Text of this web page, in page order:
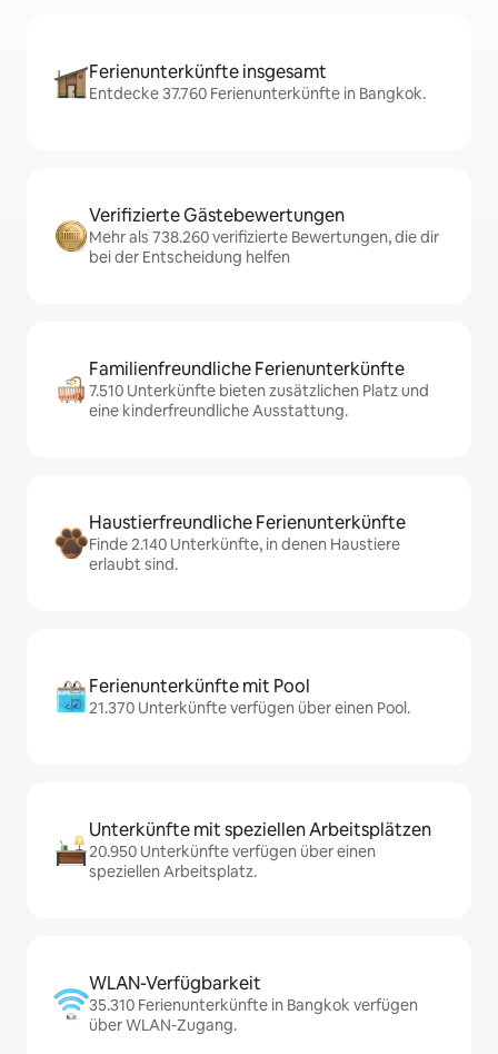
Ferienunterkünfte insgesamt
Entdecke 37.760 Ferienunterkünfte in Bangkok.
Verifizierte Gästebewertungen
Mehr als 738.260 verifizierte Bewertungen, die dir
bei der Entscheidung helfen
Familienfreundliche Ferienunterkünfte
7.510 Unterkünfte bieten zusätzlichen Platz und
eine kinderfreundliche Ausstattung.
Haustierfreundliche Ferienunterkünfte
Finde 2.140 Unterkünfte, in denen Haustiere
erlaubt sind.
Ferienunterkünfte mit Pool
21.370 Unterkünfte verfügen über einen Pool.
Unterkünfte mit speziellen Arbeitsplätzen
20.950 Unterkünfte verfügen über einen
speziellen Arbeitsplatz.
WLAN-Verfügbarkeit
35.310 Ferienunterkünfte in Bangkok verfügen
über WLAN-Zugang.